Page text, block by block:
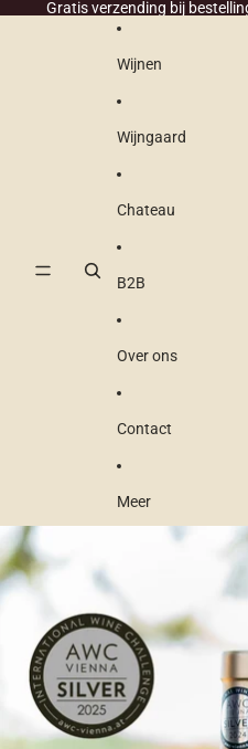
Gratis verzending bij
Wijnen
Wijngaard
Chateau
B2B
Over ons
Contact
Meer
Ga direct naar de